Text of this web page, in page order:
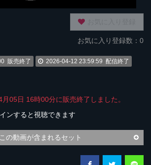
お気に入り登録数：0
販売終了 2026-04-12 23:59:59 配信終了
05日 16時00分に販売終了しました。
ンすると視聴できます
この動画が含まれるセット